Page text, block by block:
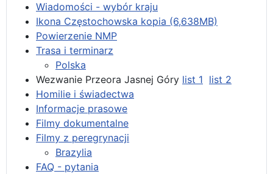
Wiadomości - wybór kraju
Ikona Częstochowska kopia (6,638MB)
Powierzenie NMP
Trasa i terminarz
Polska
Wezwanie Przeora Jasnej Góry list 1 list 2
Homilie i świadectwa
Informacje prasowe
Filmy dokumentalne
Filmy z peregrynacji
Brazylia
FAQ - pytania